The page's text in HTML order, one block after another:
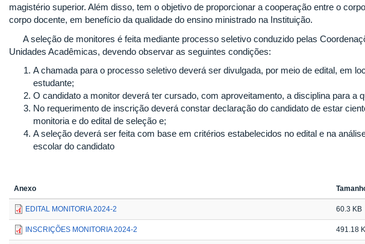
magistério superior. Além disso, tem o objetivo de proporcionar a cooperação entre o
corpo docente, em benefício da qualidade do ensino ministrado na Instituição.
A seleção de monitores é feita mediante processo seletivo conduzido pelas
Unidades Acadêmicas, devendo observar as seguintes condições:
A chamada para o processo seletivo deverá ser divulgada, por meio de edital, em
estudante;
O candidato a monitor deverá ter cursado, com aproveitamento, a disciplina para a
No requerimento de inscrição deverá constar declaração do candidato de estar
monitoria e do edital de seleção e;
A seleção deverá ser feita com base em critérios estabelecidos no edital e na
escolar do candidato
Anexo
EDITAL MONITORIA 2024-2 60.3 KB
INSCRIÇÕES MONITORIA 2024-2 491.18